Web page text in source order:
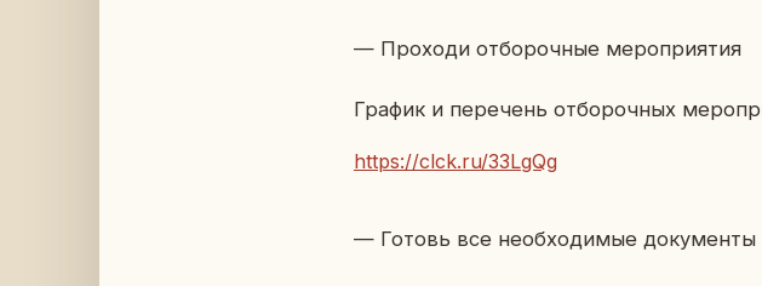
— Про­хо­ди от­бо­роч­ные ме­ро­при­я­тия
График и пе­ре­чень от­бо­роч­ных
https://clck.ru/33LgQg
— Готовь все необ­хо­ди­мые до­ку­мен­ты